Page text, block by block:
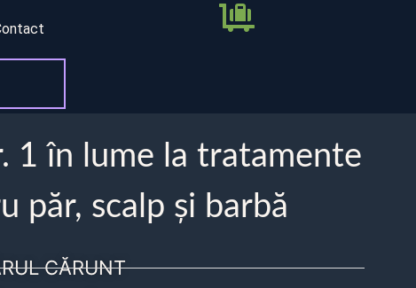
1 în lume la tratamente
păr, scalp și barbă
CĂRUNT